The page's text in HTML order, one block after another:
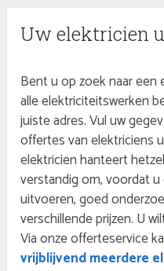
Uw elektricien
Bent u op zoek naar
alle elektriciteitswerken
juiste adres. Vul uw
offertes van elektriciens
elektricien hanteert
verstandig om, voordat
uitvoeren, goed
verschillende prijzen. U
Via onze offerteservice
vrijblijvend meerdere